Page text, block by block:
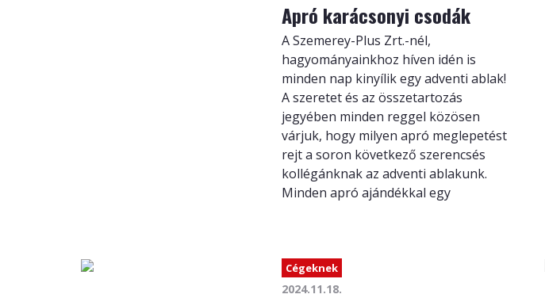
Apró karácsonyi csodák
A Szemerey-Plus Zrt.-nél,
hagyományainkhoz híven idén is
minden nap kinyílik egy adventi ablak!
A szeretet és az összetartozás
jegyében minden reggel közösen
várjuk, hogy milyen apró meglepetést
rejt a soron következő szerencsés
kollégánknak az adventi ablakunk.
Minden apró ajándékkal egy
Cégeknek
2024.11.18.